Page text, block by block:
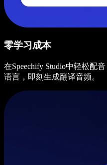
零学习成本
在Speechify Studio中轻松配
语言，即刻生成翻译音频。